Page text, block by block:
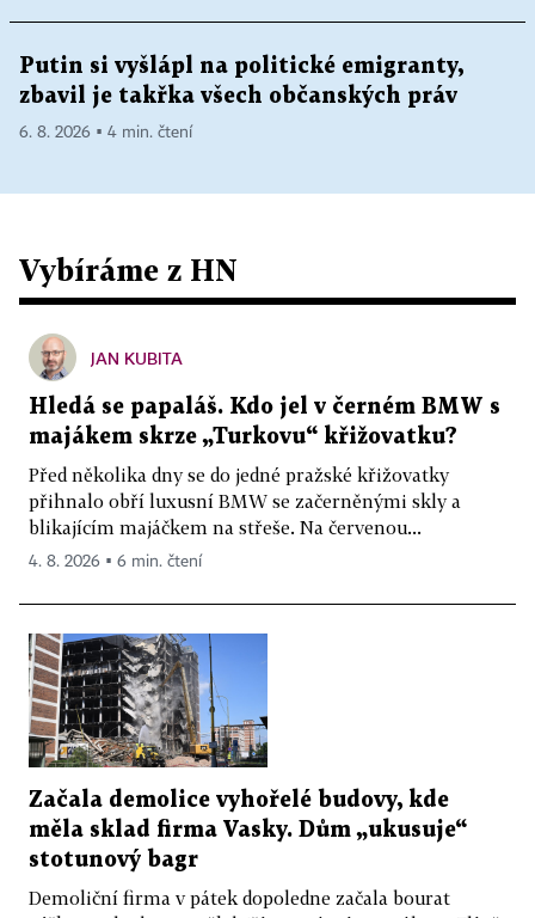
Putin si vyšlápl na politické emigranty,
zbavil je takřka všech občanských práv
6. 8. 2026 ▪ 4 min. čtení
Vybíráme z HN
JAN KUBITA
Hledá se papaláš. Kdo jel v černém BMW s
majákem skrze „Turkovu“ křižovatku?
Před několika dny se do jedné pražské křižovatky
přihnalo obří luxusní BMW se začerněnými skly a
blikajícím majáčkem na střeše. Na červenou...
4. 8. 2026 ▪ 6 min. čtení
Začala demolice vyhořelé budovy, kde
měla sklad firma Vasky. Dům „ukusuje“
stotunový bagr
Demoliční firma v pátek dopoledne začala bourat